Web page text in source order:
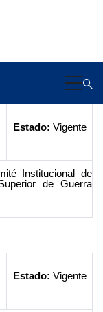
Estado: Vigente
Institucional de
de Guerra
Estado: Vigente